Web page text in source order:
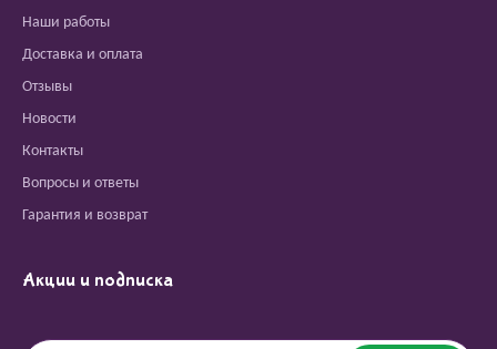
Наши работы
Доставка и оплата
Отзывы
Новости
Контакты
Вопросы и ответы
Гарантия и возврат
Акции и подписка